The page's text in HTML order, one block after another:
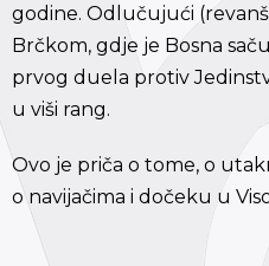
godine. Odlučujući
Brčkom, gdje je Bosna
prvog duela protiv
u viši rang.
Ovo je priča o tome, o
o navijačima i dočeku u